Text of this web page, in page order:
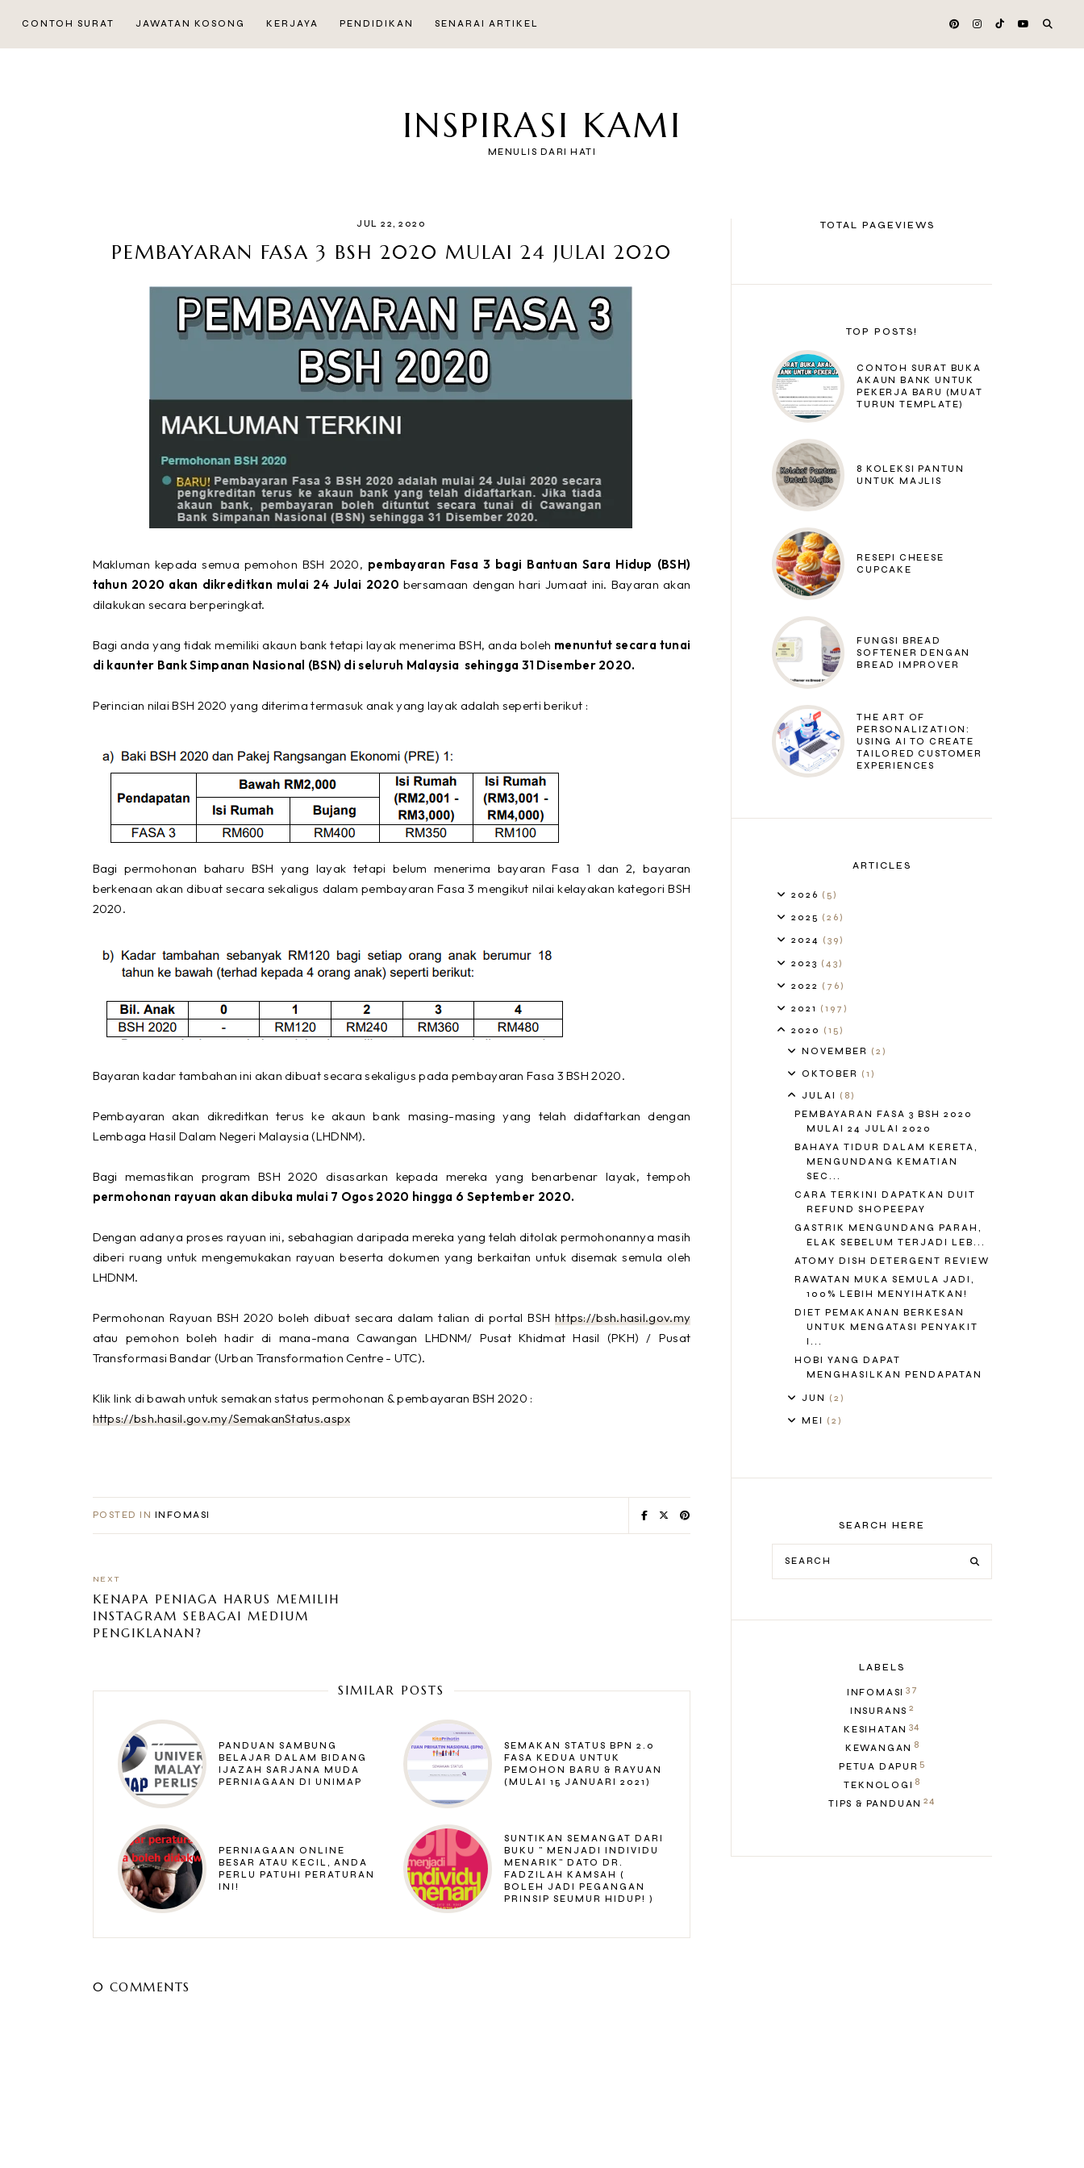
CONTOH SURAT JAWATAN KOSONG KERJAYA PENDIDIKAN SENARAI ARTIKEL
INSPIRASI KAMI
MENULIS DARI HATI
JUL 22, 2020
PEMBAYARAN FASA 3 BSH 2020 MULAI 24 JULAI 2020
Makluman kepada semua pemohon BSH 2020, pembayaran Fasa 3 bagi Bantuan Sara Hidup (BSH)
tahun 2020 akan dikreditkan mulai 24 Julai 2020 bersamaan dengan hari Jumaat ini. Bayaran akan
dilakukan secara berperingkat.
Bagi anda yang tidak memiliki akaun bank tetapi layak menerima BSH, anda boleh menuntut secara tunai
di kaunter Bank Simpanan Nasional (BSN) di seluruh Malaysia sehingga 31 Disember 2020.
Perincian nilai BSH 2020 yang diterima termasuk anak yang layak adalah seperti berikut :
Bagi permohonan baharu BSH yang layak tetapi belum menerima bayaran Fasa 1 dan 2, bayaran
berkenaan akan dibuat secara sekaligus dalam pembayaran Fasa 3 mengikut nilai kelayakan kategori BSH
2020.
Bayaran kadar tambahan ini akan dibuat secara sekaligus pada pembayaran Fasa 3 BSH 2020.
Pembayaran akan dikreditkan terus ke akaun bank masing-masing yang telah didaftarkan dengan
Lembaga Hasil Dalam Negeri Malaysia (LHDNM).
Bagi memastikan program BSH 2020 disasarkan kepada mereka yang benarbenar layak, tempoh
permohonan rayuan akan dibuka mulai 7 Ogos 2020 hingga 6 September 2020.
Dengan adanya proses rayuan ini, sebahagian daripada mereka yang telah ditolak permohonannya masih
diberi ruang untuk mengemukakan rayuan beserta dokumen yang berkaitan untuk disemak semula oleh
LHDNM.
Permohonan Rayuan BSH 2020 boleh dibuat secara dalam talian di portal BSH https://bsh.hasil.gov.my
atau pemohon boleh hadir di mana-mana Cawangan LHDNM/ Pusat Khidmat Hasil (PKH) / Pusat
Transformasi Bandar (Urban Transformation Centre - UTC).
Klik link di bawah untuk semakan status permohonan & pembayaran BSH 2020 :
https://bsh.hasil.gov.my/SemakanStatus.aspx
POSTED IN INFOMASI
NEXT
KENAPA PENIAGA HARUS MEMILIH
INSTAGRAM SEBAGAI MEDIUM
PENGIKLANAN?
SIMILAR POSTS
PANDUAN SAMBUNG
BELAJAR DALAM BIDANG
IJAZAH SARJANA MUDA
PERNIAGAAN DI UNIMAP
SEMAKAN STATUS BPN 2.0
FASA KEDUA UNTUK
PEMOHON BARU & RAYUAN
(MULAI 15 JANUARI 2021)
PERNIAGAAN ONLINE
BESAR ATAU KECIL, ANDA
PERLU PATUHI PERATURAN
INI!
SUNTIKAN SEMANGAT DARI
BUKU " MENJADI INDIVIDU
MENARIK" DATO DR.
FADZILAH KAMSAH (
BOLEH JADI PEGANGAN
PRINSIP SEUMUR HIDUP! )
0 COMMENTS
TOTAL PAGEVIEWS
TOP POSTS!
CONTOH SURAT BUKA
AKAUN BANK UNTUK
PEKERJA BARU (MUAT
TURUN TEMPLATE)
8 KOLEKSI PANTUN
UNTUK MAJLIS
RESEPI CHEESE
CUPCAKE
FUNGSI BREAD
SOFTENER DENGAN
BREAD IMPROVER
THE ART OF
PERSONALIZATION:
USING AI TO CREATE
TAILORED CUSTOMER
EXPERIENCES
ARTICLES
2026 (5)
2025 (26)
2024 (39)
2023 (43)
2022 (76)
2021 (197)
2020 (15)
NOVEMBER (2)
OKTOBER (1)
JULAI (8)
PEMBAYARAN FASA 3 BSH 2020
MULAI 24 JULAI 2020
BAHAYA TIDUR DALAM KERETA,
MENGUNDANG KEMATIAN
SEC...
CARA TERKINI DAPATKAN DUIT
REFUND SHOPEEPAY
GASTRIK MENGUNDANG PARAH,
ELAK SEBELUM TERJADI LEB...
ATOMY DISH DETERGENT REVIEW
RAWATAN MUKA SEMULA JADI,
100% LEBIH MENYIHATKAN!
DIET PEMAKANAN BERKESAN
UNTUK MENGATASI PENYAKIT
I...
HOBI YANG DAPAT
MENGHASILKAN PENDAPATAN
JUN (2)
MEI (2)
SEARCH HERE
LABELS
INFOMASI 37
INSURANS 2
KESIHATAN 34
KEWANGAN 8
PETUA DAPUR 5
TEKNOLOGI 8
TIPS & PANDUAN 24